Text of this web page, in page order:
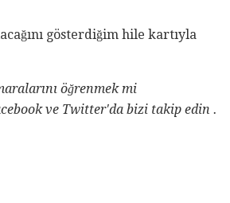
gösterdiğim hile kartıyla
öğrenmek mi
ve Twitter'da bizi takip edin .